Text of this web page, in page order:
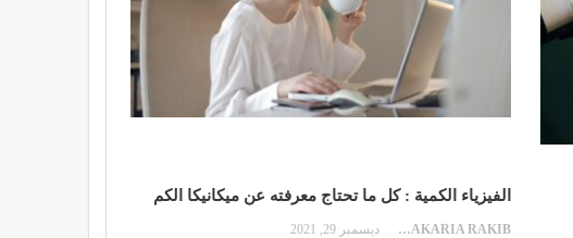
الفيزياء الكمية : كل ما تحتاج معرفته عن ميكانيكا الكم
ZAKARIA RAKIB ديسمبر 29, 2021